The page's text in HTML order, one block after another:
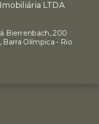
LTDA
Bierrenbach, 200
Barra Olímpica - Rio